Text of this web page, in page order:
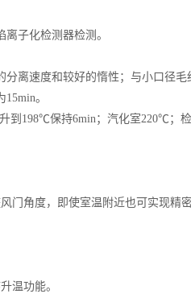
子化检测器检测。
离速度和较好的惰性；与小口径毛
。
198℃保持6min；汽化室220℃；检
角度，即使室温附近也可实现精密
温功能。